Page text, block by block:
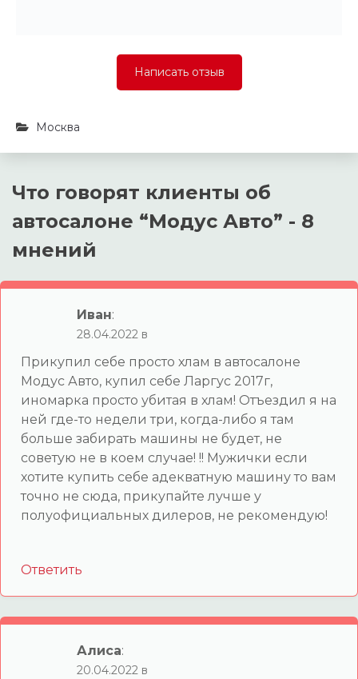
Написать отзыв
Москва
Что говорят клиенты об
автосалоне “Модус Авто” - 8
мнений
Иван:
28.04.2022 в
Прикупил себе просто хлам в автосалоне
Модус Авто, купил себе Ларгус 2017г,
иномарка просто убитая в хлам! Отъездил я на
ней где-то недели три, когда-либо я там
больше забирать машины не будет, не
советую не в коем случае! !! Мужички если
хотите купить себе адекватную машину то вам
точно не сюда, прикупайте лучше у
полуофициальных дилеров, не рекомендую!
Ответить
Алиса:
20.04.2022 в